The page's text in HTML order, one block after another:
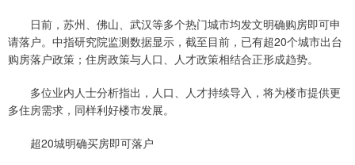
日前，苏州、佛山、武汉等多个热门城市均发文明确购房即可申
请落户。中指研究院监测数据显示，截至目前，已有超20个城市出台
购房落户政策；住房政策与人口、人才政策相结合正形成趋势。
多位业内人士分析指出，人口、人才持续导入，将为楼市提供更
多住房需求，同样利好楼市发展。
超20城明确买房即可落户